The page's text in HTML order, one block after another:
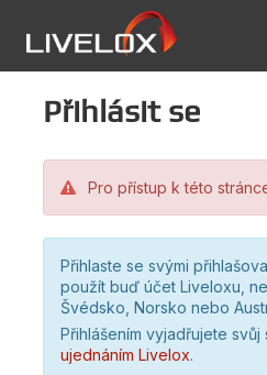
Přihlásit se
Pro přístup k této
Přihlaste se svými
použít buď účet Liveloxu,
Švédsko, Norsko nebo
Přihlášením vyjadřujete svůj
ujednáním Livelox.